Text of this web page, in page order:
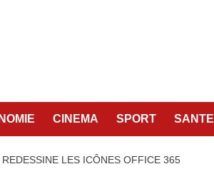
CINEMA SPORT SANTE
LES ICÔNES OFFICE 365